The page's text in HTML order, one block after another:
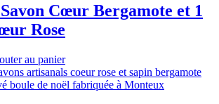
Cœur Bergamote et 1
Rose
au panier